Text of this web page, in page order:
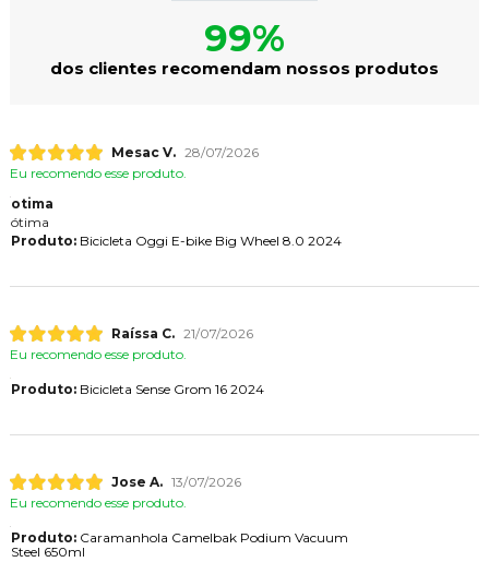
99%
dos clientes recomendam nossos produtos
Mesac V. 28/07/2026
Eu recomendo esse produto.
otima
ótima
Produto:Bicicleta Oggi E-bike Big Wheel 8.0 2024
Raíssa C. 21/07/2026
Eu recomendo esse produto.
Produto:Bicicleta Sense Grom 16 2024
Jose A. 13/07/2026
Eu recomendo esse produto.
Produto:Caramanhola Camelbak Podium Vacuum
Steel 650ml